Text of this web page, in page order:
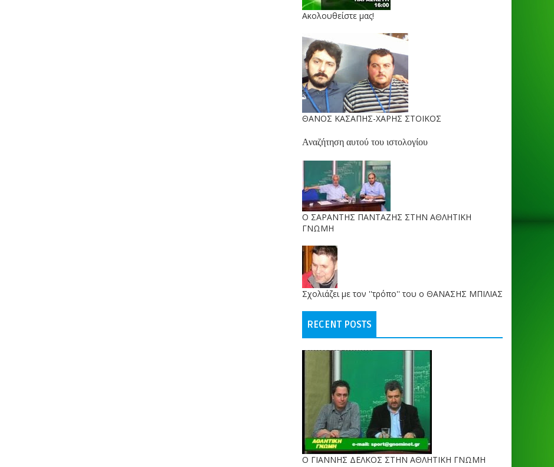
Ακολουθείστε μας!
ΘΑΝΟΣ ΚΑΣΑΠΗΣ-ΧΑΡΗΣ ΣΤΟΙΚΟΣ
Αναζήτηση αυτού του ιστολογίου
O ΣΑΡΑΝΤΗΣ ΠΑΝΤΑΖΗΣ ΣΤΗΝ ΑΘΛΗΤΙΚΗ
ΓΝΩΜΗ
Σχολιάζει με τον ''τρόπο'' του ο ΘΑΝΑΣΗΣ ΜΠΙΛΙΑΣ
RECENT POSTS
Ο ΓΙΑΝΝΗΣ ΔΕΛΚΟΣ ΣΤΗΝ ΑΘΛΗΤΙΚΗ ΓΝΩΜΗ